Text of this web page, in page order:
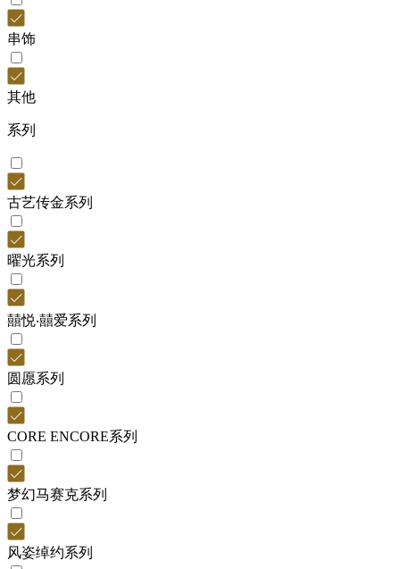
串饰
其他
系列
古艺传金系列
曜光系列
囍悦‧囍爱系列
圆愿系列
CORE ENCORE系列
梦幻马赛克系列
风姿绰约系列